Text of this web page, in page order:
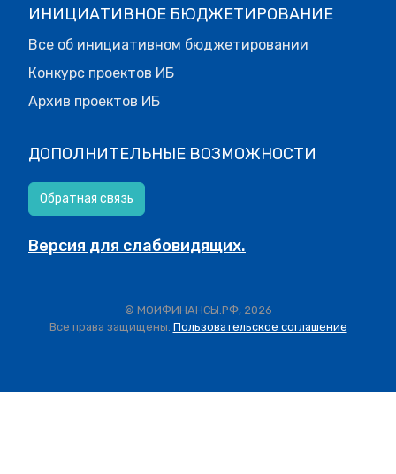
ИНИЦИАТИВНОЕ БЮДЖЕТИРОВАНИЕ
Все об инициативном бюджетировании
Конкурс проектов ИБ
Архив проектов ИБ
ДОПОЛНИТЕЛЬНЫЕ ВОЗМОЖНОСТИ
Обратная связь
Версия для слабовидящих.
© МОИФИНАНСЫ.РФ, 2026
Все права защищены. Пользовательское соглашение